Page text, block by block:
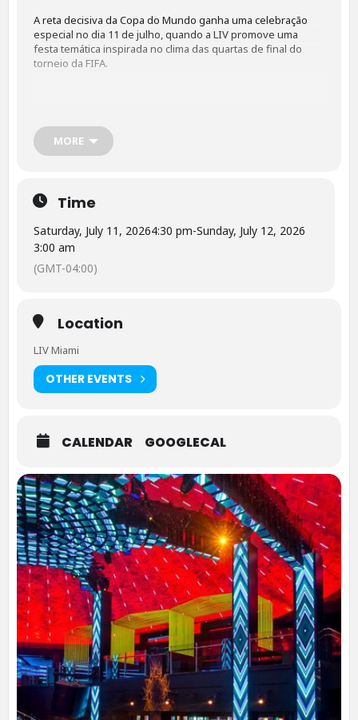
A reta decisiva da Copa do Mundo ganha uma celebração
especial no dia 11 de julho, quando a LIV promove uma
festa temática inspirada no clima das quartas de final do
torneio da FIFA.
Quando:11 de julho de 2026 a partir das 4:30 PM
Onde:LIV Nightclub, Fontainebleau Miami Beach, 4441
Collins Avenue, Miami Beach, FL 33140
A casa noturna LIV Miami promove uma série de watch
parties durante a Copa do Mundo de 2026. A programação
inclui transmissão de partidas, DJs, áreas VIP e eventos
especiais para torcedores. Evento para maiores de 21 anos.
MORE
Time
Saturday, July 11, 20264:30 pm-Sunday, July 12, 2026
3:00 am
(GMT-04:00)
Location
LIV Miami
OTHER EVENTS
CALENDAR GOOGLECAL